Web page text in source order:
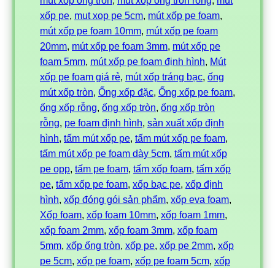
xốp pe, mut xop pe 5cm, mút xốp pe foam
mút xốp pe foam 10mm, mút xốp pe foam
20mm, mút xốp pe foam 3mm, mút xốp pe
foam 5mm, mút xốp pe foam định hình, Mút
xốp pe foam giá rẻ, mút xốp tráng bạc, ống
mút xốp tròn, Ống xốp đặc, Ống xốp pe foam
ống xốp rỗng, ống xốp tròn, ống xốp tròn
rỗng, pe foam định hình, sản xuất xốp định
hình, tấm mút xốp pe, tấm mút xốp pe foam
tấm mút xốp pe foam dày 5cm, tấm mút xốp
pe opp, tấm pe foam, tấm xốp foam, tấm xốp
pe, tấm xốp pe foam, xốp bạc pe, xốp định
hình, xốp đóng gói sản phẩm, xốp eva foam
Xốp foam, xốp foam 10mm, xốp foam 1mm
xốp foam 2mm, xốp foam 3mm, xốp foam
5mm, xốp ống tròn, xốp pe, xốp pe 2mm, xốp
pe 5cm, xốp pe foam, xốp pe foam 5cm, xốp